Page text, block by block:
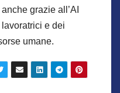
grazie all’AI
e dei
umane.